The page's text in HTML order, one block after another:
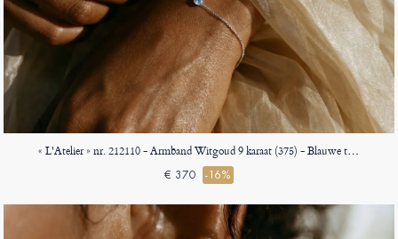
« L'Atelier » nr. 212110 - Armband Witgoud 9 karaat (375) - Blauwe topaas Rond 0.3 Karaat - Ketting Venetiaans
€ 370 -16%